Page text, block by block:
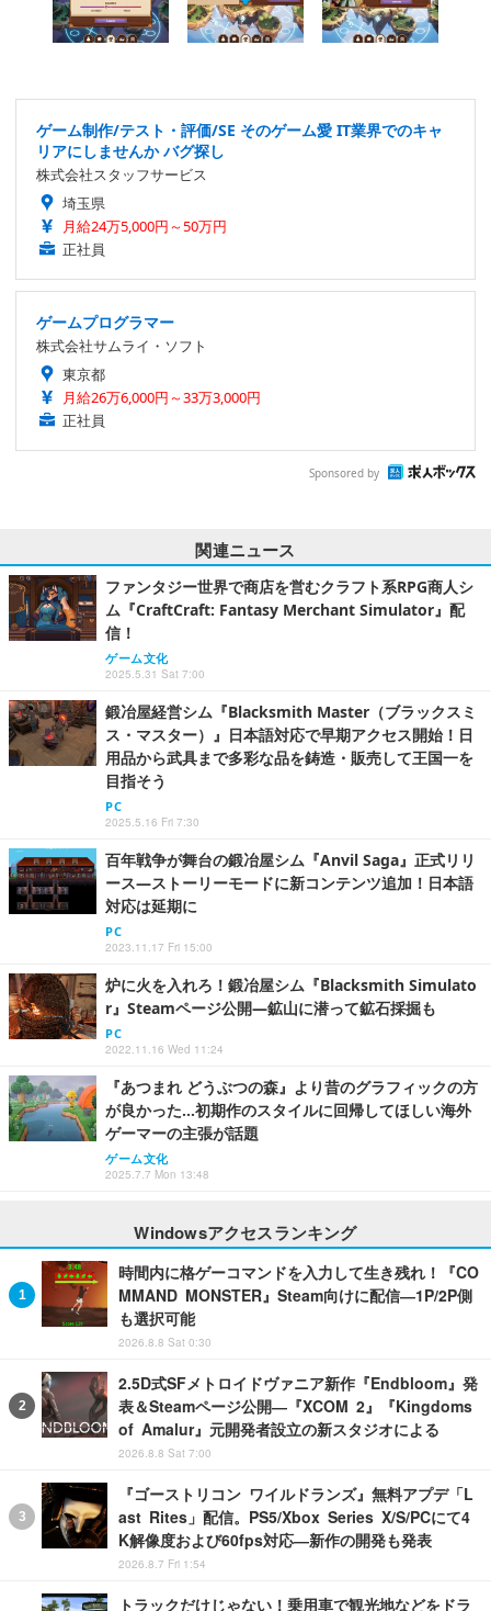
ゲーム制作/テスト・評価/SE そのゲーム愛 IT業界でのキャ
リアにしませんか バグ探し
株式会社スタッフサービス
埼玉県
月給24万5,000円～50万円
正社員
ゲームプログラマー
株式会社サムライ・ソフト
東京都
月給26万6,000円～33万3,000円
正社員
Sponsored by
関連ニュース
ファンタジー世界で商店を営むクラフト系RPG商人シ
ム『CraftCraft: Fantasy Merchant Simulator』配
信！
ゲーム文化
2025.5.31 Sat 7:00
鍛冶屋経営シム『Blacksmith Master（ブラックスミ
ス・マスター）』日本語対応で早期アクセス開始！日
用品から武具まで多彩な品を鋳造・販売して王国一を
目指そう
PC
2025.5.16 Fri 7:30
百年戦争が舞台の鍛冶屋シム『Anvil Saga』正式リリ
ース―ストーリーモードに新コンテンツ追加！日本語
対応は延期に
PC
2023.11.17 Fri 15:00
炉に火を入れろ！鍛冶屋シム『Blacksmith Simulato
r』Steamページ公開―鉱山に潜って鉱石採掘も
PC
2022.11.16 Wed 11:24
『あつまれ どうぶつの森』より昔のグラフィックの方
が良かった…初期作のスタイルに回帰してほしい海外
ゲーマーの主張が話題
ゲーム文化
2025.7.7 Mon 13:48
Windowsアクセスランキング
時間内に格ゲーコマンドを入力して生き残れ！『CO
MMAND MONSTER』Steam向けに配信―1P/2P側
も選択可能
2026.8.8 Sat 0:30
2.5D式SFメトロイドヴァニア新作『Endbloom』発
表＆Steamページ公開―『XCOM 2』『Kingdoms
of Amalur』元開発者設立の新スタジオによる
2026.8.8 Sat 7:00
『ゴーストリコン ワイルドランズ』無料アプデ「L
ast Rites」配信。PS5/Xbox Series X/S/PCにて4
K解像度および60fps対応―新作の開発も発表
2026.8.7 Fri 1:54
トラックだけじゃない！乗用車で観光地などをドラ